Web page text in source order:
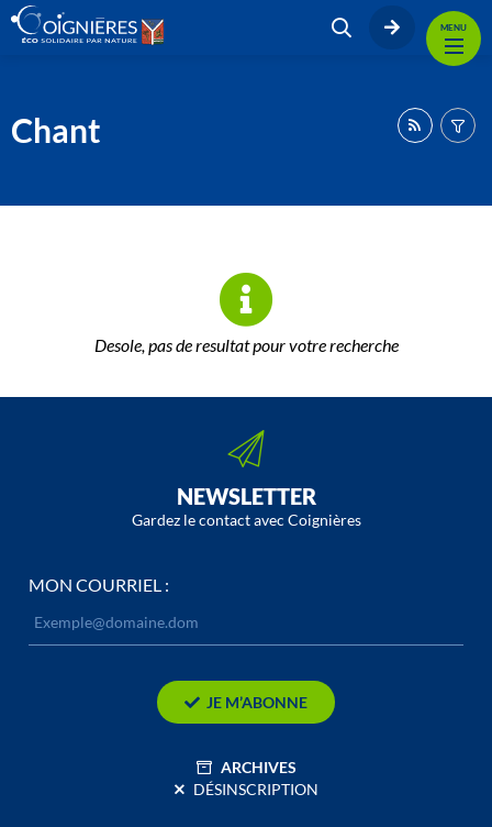
MENU
Chant
Desole, pas de resultat pour votre recherche
NEWSLETTER
Gardez le contact avec Coignières
MON COURRIEL :
JE M’ABONNE
ARCHIVES
DÉSINSCRIPTION